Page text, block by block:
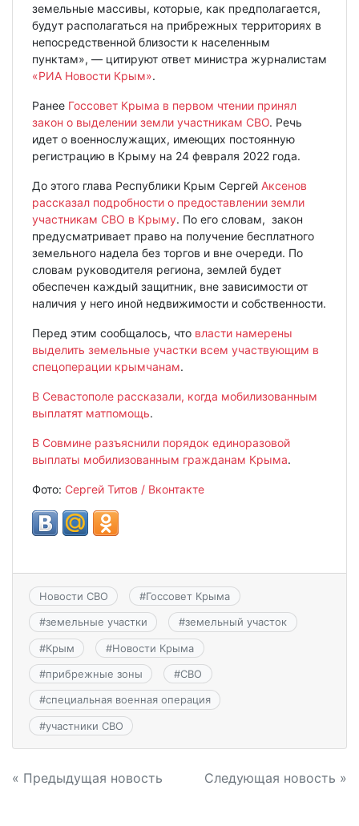
земельные массивы, которые, как предполагается,
будут располагаться на прибрежных территориях в
непосредственной близости к населенным
пунктам», — цитируют ответ министра журналистам
«РИА Новости Крым».
Ранее Госсовет Крыма в первом чтении принял
закон о выделении земли участникам СВО. Речь
идет о военнослужащих, имеющих постоянную
регистрацию в Крыму на 24 февраля 2022 года.
До этого глава Республики Крым Сергей Аксенов
рассказал подробности о предоставлении земли
участникам СВО в Крыму. По его словам, закон
предусматривает право на получение бесплатного
земельного надела без торгов и вне очереди. По
словам руководителя региона, землей будет
обеспечен каждый защитник, вне зависимости от
наличия у него иной недвижимости и собственности.
Перед этим сообщалось, что власти намерены
выделить земельные участки всем участвующим в
спецоперации крымчанам.
В Севастополе рассказали, когда мобилизованным
выплатят матпомощь.
В Совмине разъяснили порядок единоразовой
выплаты мобилизованным гражданам Крыма.
Фото: Сергей Титов / Вконтакте
Новости СВО #Госсовет Крыма
#земельные участки #земельный участок
#Крым #Новости Крыма
#прибрежные зоны #СВО
#специальная военная операция
#участники СВО
Навигация
« Предыдущая новость Следующая новость »